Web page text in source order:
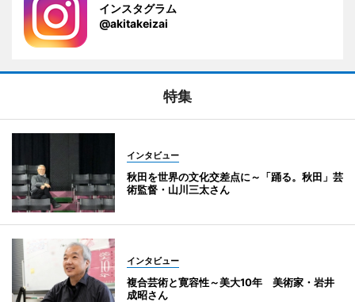
インスタグラム
@akitakeizai
特集
インタビュー
秋田を世界の文化交差点に～「踊る。秋田」芸
術監督・山川三太さん
インタビュー
複合芸術と寛容性～美大10年 美術家・岩井
成昭さん